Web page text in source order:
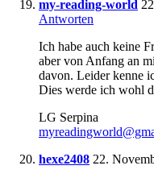
my-reading-world
Antworten
Ich habe auch keine
aber von Anfang an
davon. Leider kenne
Dies werde ich wohl
LG Serpina
hexe2408 22.